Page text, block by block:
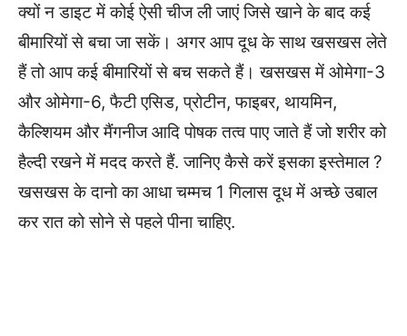
क्यों न डाइट में कोई ऐसी चीज ली जाएं जिसे खाने के बाद कई
बीमारियों से बचा जा सकें। अगर आप दूध के साथ खसखस लेते
हैं तो आप कई बीमारियों से बच सकते हैं। खसखस में ओमेगा-3
और ओमेगा-6, फैटी एसिड, प्रोटीन, फाइबर, थायमिन,
कैल्शियम और मैंगनीज आदि पोषक तत्व पाए जाते हैं जो शरीर को
हैल्दी रखने में मदद करते हैं. जानिए कैसे करें इसका इस्तेमाल ?
खसखस के दानो का आधा चम्मच 1 गिलास दूध में अच्छे उबाल
कर रात को सोने से पहले पीना चाहिए.